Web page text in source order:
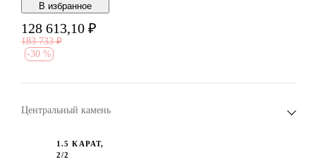
В избранноe
128 613,10 ₽
183 733 ₽
-30 %
Центральный камень
1.5 КАРАТ,
2/2